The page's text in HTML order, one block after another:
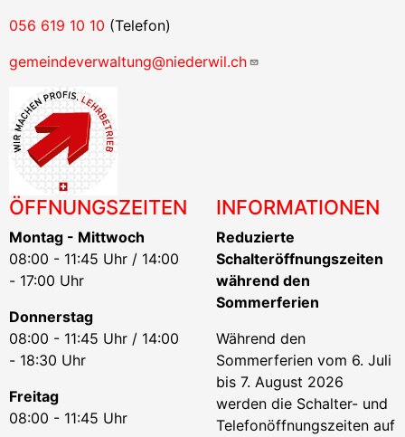
056 619 10 10 (Telefon)
gemeindeverwaltung@niederwil.ch
ÖFFNUNGSZEITEN
Montag - Mittwoch
08:00 - 11:45 Uhr / 14:00
- 17:00 Uhr
Donnerstag
08:00 - 11:45 Uhr / 14:00
- 18:30 Uhr
Freitag
08:00 - 11:45 Uhr
INFORMATIONEN
Reduzierte
Schalteröffnungszeiten
während den
Sommerferien
Während den
Sommerferien vom 6. Juli
bis 7. August 2026
werden die Schalter- und
Telefonöffnungszeiten auf